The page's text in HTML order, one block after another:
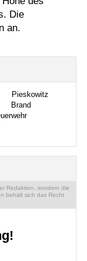
Die
an.
Pieskowitz
Brand
Redaktion, sondern die
behält sich das Recht